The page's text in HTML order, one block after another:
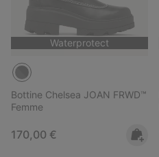
Waterprotect
Bottine Chelsea JOAN FRWD™
Femme
Regular price:
170,00 €